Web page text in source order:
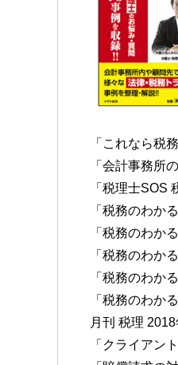
「これなら税
「会計事務所
「税理士SOS
「税務のわか
「税務のわか
「税務のわか
「税務のわか
「税務のわか
月刊 税理
「クライアン